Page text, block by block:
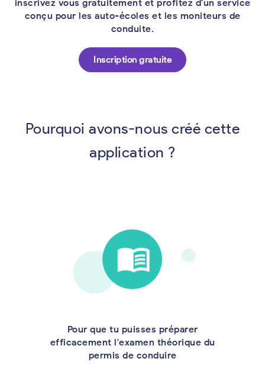
inscrivez vous gratuitement et profitez d'un service
conçu pour les auto-écoles et les moniteurs de
conduite.
Inscription gratuite
Pourquoi avons-nous créé cette
application ?
Pour que tu puisses préparer
efficacement l'examen théorique du
permis de conduire